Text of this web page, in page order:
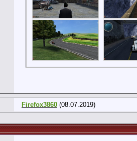
Firefox3860 (08.07.2019)